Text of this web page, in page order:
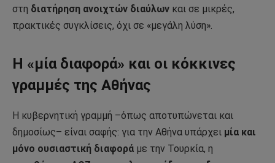
στη διατήρηση ανοιχτών διαύλων και σε μικρές,
πρακτικές συγκλίσεις, όχι σε «μεγάλη λύση».
Η «μία διαφορά» και οι κόκκινες
γραμμές της Αθήνας
Η κυβερνητική γραμμή –όπως αποτυπώνεται και
δημοσίως– είναι σαφής: για την Αθήνα υπάρχει μία και
μόνο ουσιαστική διαφορά με την Τουρκία, η